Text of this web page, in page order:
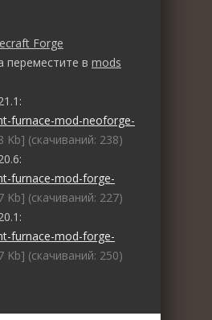
Forge
переместите в mods
furnace-mod-neoforge-
Kb] (cкачиваний: 238)
furnace-mod-forge-
Kb] (cкачиваний: 227)
furnace-mod-forge-
Kb] (cкачиваний: 250)